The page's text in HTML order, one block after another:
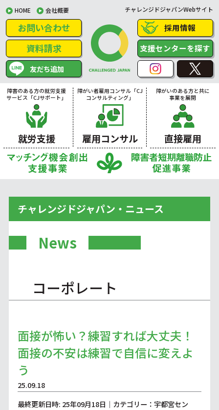
HOME 会社概要 チャレンジドジャパンWebサイト
お問い合わせ
資料請求
友だち追加
採用情報
支援センターを探す
障害のある方の就労支援
サービス「CJサポート」
就労支援
障がい者雇用コンサル「CJ
コンサルティング」
雇用コンサル
障がいのある方と共に
事業を展開
直接雇用
チャレンジドジャパン・ニュース
News
コーポレート
面接が怖い？練習すれば大丈夫！
面接の不安は練習で自信に変えよ
う
25.09.18
最終更新日時: 25年09月18日｜カテゴリー：宇都宮セン